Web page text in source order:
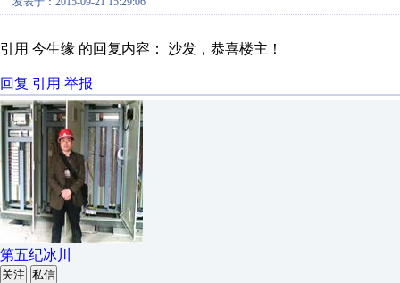
引用 今生缘 的回复内容： 沙发，恭喜楼主！
回复 引用 举报
第五纪冰川
关注 私信